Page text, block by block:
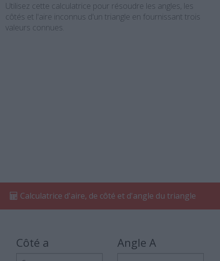
Utilisez cette calculatrice pour résoudre les angles, les
côtés et l'aire inconnus d'un triangle en fournissant trois
valeurs connues.
Calculatrice d'aire, de côté et d'angle du triangle
Côté a Angle A